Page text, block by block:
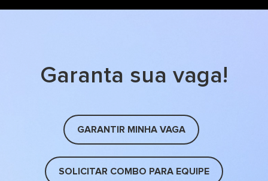
Garanta sua vaga!
GARANTIR MINHA VAGA
SOLICITAR COMBO PARA EQUIPE